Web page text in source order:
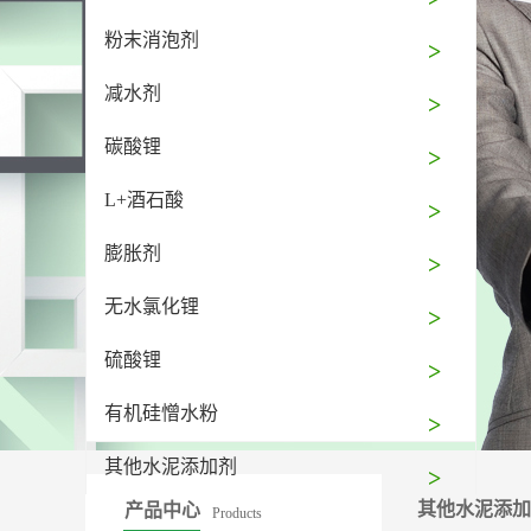
粉末消泡剂
减水剂
碳酸锂
L+酒石酸
膨胀剂
无水氯化锂
硫酸锂
有机硅憎水粉
其他水泥添加剂
产品中心 Products 其他水泥添